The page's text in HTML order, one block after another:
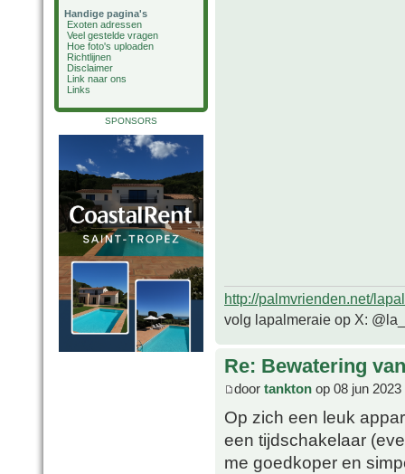
Handige pagina's
Exoten adressen
Veel gestelde vragen
Hoe foto's uploaden
Richtlijnen
Disclaimer
Link naar ons
Links
SPONSORS
http://palmvrienden.net/
volg lapalmeraie op X:
Re: Bewatering
door tankton op 08 jun 2023
Op zich een leuk
een tijdschakelaar
me goedkoper en